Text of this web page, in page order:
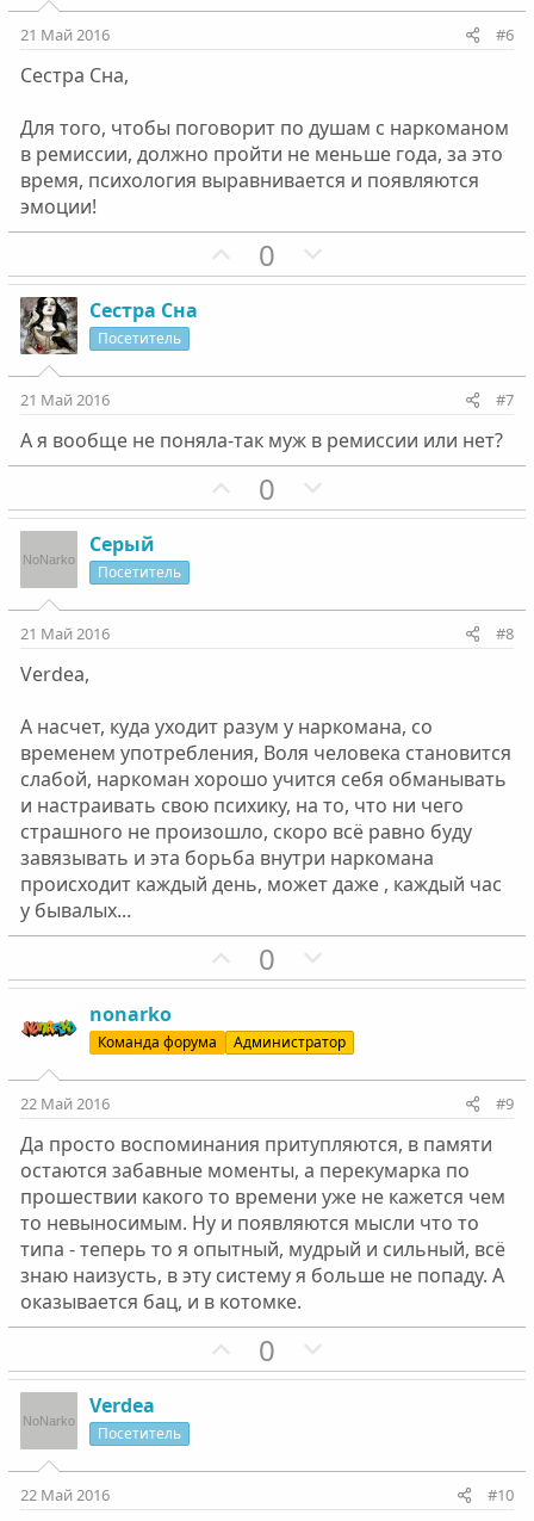
ы
й
г
л
с
ы
й
г
л
с
21 Май 2016 #6
Сестра Сна,
Для того, чтобы поговорит по душам с наркоманом
в ремиссии, должно пройти не меньше года, за это
время, психология выравнивается и появляются
эмоции!
П
о
т
н
ы
й
о
0
е
т
н
й
о
Сестра Сна
Посетитель
21 Май 2016 #7
А я вообще не поняла-так муж в ремиссии или нет?
П
о
т
ы
й
г
о
л
о
с
0
е
т
ы
й
г
о
л
о
с
Серый
Посетитель
21 Май 2016 #8
Verdea,
А насчет, куда уходит разум у наркомана, со
временем употребления, Воля человека становится
слабой, наркоман хорошо учится себя обманывать
и настраивать свою психику, на то, что ни чего
страшного не произошло, скоро всё равно буду
завязывать и эта борьба внутри наркомана
происходит каждый день, может даже , каждый час
у бывалых...
П
о
и
т
н
ы
й
г
о
л
о
0
е
а
т
н
ы
й
г
о
о
nonarko
Команда форума Администратор
22 Май 2016 #9
Да просто воспоминания притупляются, в памяти
остаются забавные моменты, а перекумарка по
прошествии какого то времени уже не кажется чем
то невыносимым. Ну и появляются мысли что то
типа - теперь то я опытный, мудрый и сильный, всё
знаю наизусть, в эту систему я больше не попаду. А
оказывается бац, и в котомке.
П
о
т
0
е
т
Verdea
Посетитель
22 Май 2016 #10